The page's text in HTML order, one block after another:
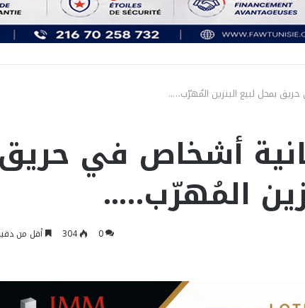
بمحل لبيع البنزين المُهرّب…..
أشخاص في حريق
المُهرّب…..
0
304 أقل من